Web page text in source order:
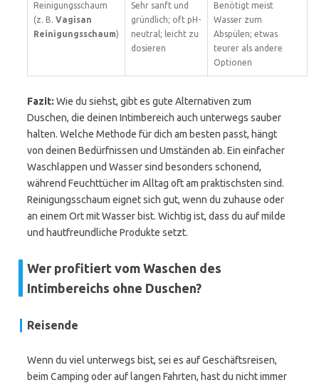
Reinigungsschaum
(z. B. Vagisan
Reinigungsschaum)
Sehr sanft und
gründlich; oft pH-
neutral; leicht zu
dosieren
Benötigt meist
Wasser zum
Abspülen; etwas
teurer als andere
Optionen
Fazit: Wie du siehst, gibt es gute Alternativen zum
Duschen, die deinen Intimbereich auch unterwegs sauber
halten. Welche Methode für dich am besten passt, hängt
von deinen Bedürfnissen und Umständen ab. Ein einfacher
Waschlappen und Wasser sind besonders schonend,
während Feuchttücher im Alltag oft am praktischsten sind.
Reinigungsschaum eignet sich gut, wenn du zuhause oder
an einem Ort mit Wasser bist. Wichtig ist, dass du auf milde
und hautfreundliche Produkte setzt.
Wer profitiert vom Waschen des
Intimbereichs ohne Duschen?
Reisende
Wenn du viel unterwegs bist, sei es auf Geschäftsreisen,
beim Camping oder auf langen Fahrten, hast du nicht immer